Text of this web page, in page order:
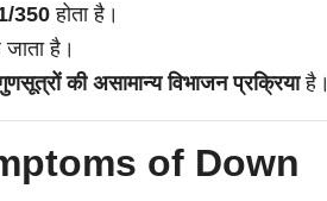
350होता है।
है।
की असामान्य विभाजन प्रक्रियाहै।
of Down